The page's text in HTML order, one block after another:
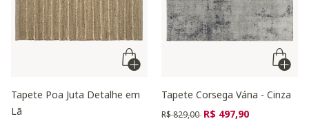
Tapete Poa Juta Detalhe em
Lã
Tapete Corsega Vána - Cinza
Preço reduzido de
R$ 829,00 para
R$ 497,90